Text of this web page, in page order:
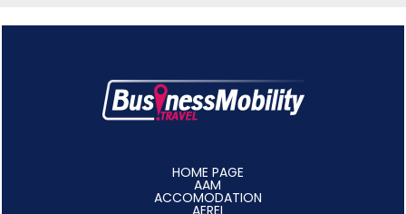
HOME PAGE
AAM
ACCOMODATION